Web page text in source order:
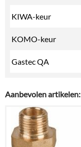
KIWA-keur
KOMO-keur
Gastec QA
Aanbevolen artikelen: